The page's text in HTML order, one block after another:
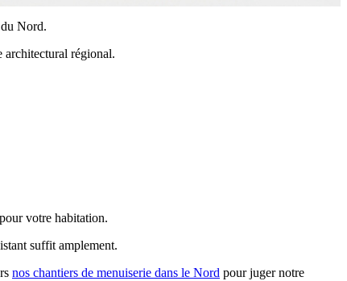
Nord.
architectural régional.
pour votre habitation.
suffit amplement.
nos chantiers de menuiserie dans le Nord pour juger notre